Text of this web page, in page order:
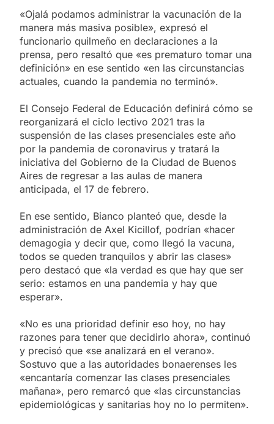
«Ojalá podamos administrar la vacunación de la
manera más masiva posible», expresó el
funcionario quilmeño en declaraciones a la
prensa, pero resaltó que «es prematuro tomar una
definición» en ese sentido «en las circunstancias
actuales, cuando la pandemia no terminó».
El Consejo Federal de Educación definirá cómo se
reorganizará el ciclo lectivo 2021 tras la
suspensión de las clases presenciales este año
por la pandemia de coronavirus y tratará la
iniciativa del Gobierno de la Ciudad de Buenos
Aires de regresar a las aulas de manera
anticipada, el 17 de febrero.
En ese sentido, Bianco planteó que, desde la
administración de Axel Kicillof, podrían «hacer
demagogia y decir que, como llegó la vacuna,
todos se queden tranquilos y abrir las clases»
pero destacó que «la verdad es que hay que ser
serio: estamos en una pandemia y hay que
esperar».
«No es una prioridad definir eso hoy, no hay
razones para tener que decidirlo ahora», continuó
y precisó que «se analizará en el verano».
Sostuvo que a las autoridades bonaerenses les
«encantaría comenzar las clases presenciales
mañana», pero remarcó que «las circunstancias
epidemiológicas y sanitarias hoy no lo permiten».